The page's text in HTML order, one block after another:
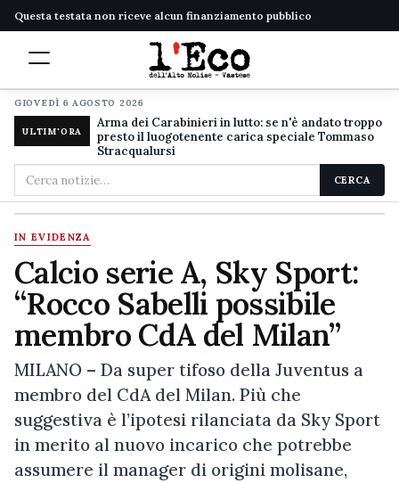
Questa testata non riceve alcun finanziamento pubblico
GIOVEDÌ 6 AGOSTO 2026
ULTIM'ORA
Arma dei Carabinieri in lutto: se n'è andato troppo
presto il luogotenente carica speciale Tommaso
Stracqualursi
Cerca
nel
sito
CERCA
IN EVIDENZA
Calcio serie A, Sky Sport:
“Rocco Sabelli possibile
membro CdA del Milan”
MILANO – Da super tifoso della Juventus a
membro del CdA del Milan. Più che
suggestiva è l’ipotesi rilanciata da Sky Sport
in merito al nuovo incarico che potrebbe
assumere il manager di origini molisane,